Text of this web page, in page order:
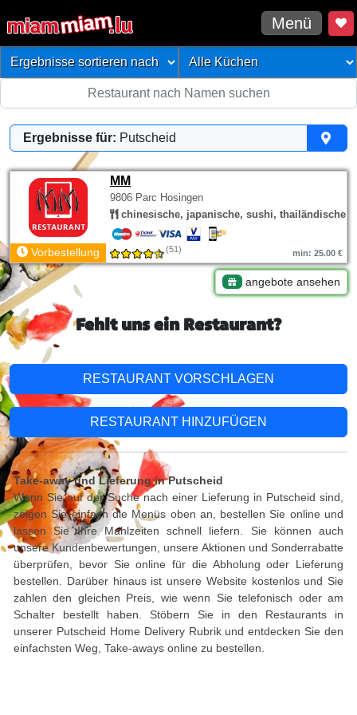
Menü
Ergebnisse für: Putscheid
MM
9806 Parc Hosingen
chinesische, japanische, sushi, thailändische
Vorbestellung (51) min: 25.00 €
angebote ansehen
Fehlt uns ein Restaurant?
RESTAURANT VORSCHLAGEN
RESTAURANT HINZUFÜGEN
Take-away und Lieferung in Putscheid
Wenn Sie auf der Suche nach einer Lieferung in Putscheid sind,
zeigen Sie einfach die Menüs oben an, bestellen Sie online und
lassen Sie Ihre Mahlzeiten schnell liefern. Sie können auch
unsere Kundenbewertungen, unsere Aktionen und Sonderrabatte
überprüfen, bevor Sie online für die Abholung oder Lieferung
bestellen. Darüber hinaus ist unsere Website kostenlos und Sie
zahlen den gleichen Preis, wie wenn Sie telefonisch oder am
Schalter bestellt haben. Stöbern Sie in den Restaurants in
unserer Putscheid Home Delivery Rubrik und entdecken Sie den
einfachsten Weg, Take-aways online zu bestellen.